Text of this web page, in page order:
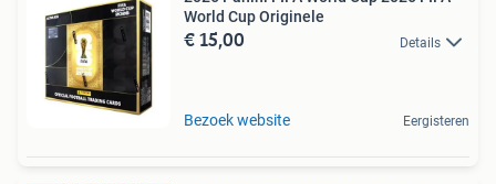
World Cup Originele
€ 15,00 Details
Bezoek website Eergisteren